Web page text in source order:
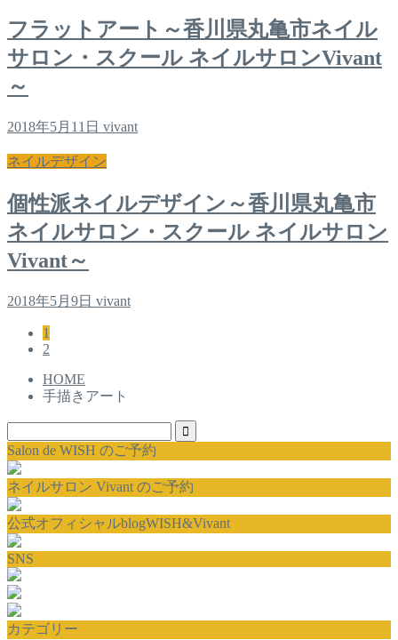
フラットアート～香川県丸亀市ネイル
サロン・スクール ネイルサロンVivant
～
2018年5月11日 vivant
ネイルデザイン
個性派ネイルデザイン～香川県丸亀市
ネイルサロン・スクール ネイルサロン
Vivant～
2018年5月9日 vivant
1
2
HOME
手描きアート
Salon de WISH のご予約
ネイルサロン Vivant のご予約
公式オフィシャルblogWISH&Vivant
SNS
カテゴリー